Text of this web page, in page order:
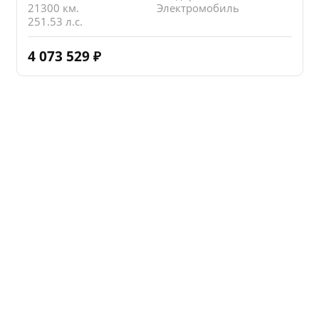
21300 км.
Электромобиль
251.53 л.с.
4 073 529 ₽